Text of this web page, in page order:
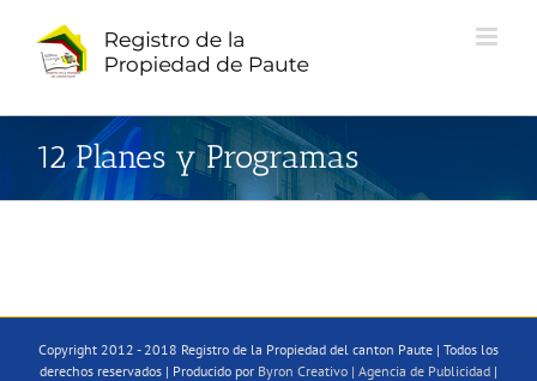
contenido
12 Planes y Programas
Copyright 2012 - 2018 Registro de la Propiedad del canton Paute | Todos los
derechos reservados | Producido por Byron Creativo | Agencia de Publicidad |